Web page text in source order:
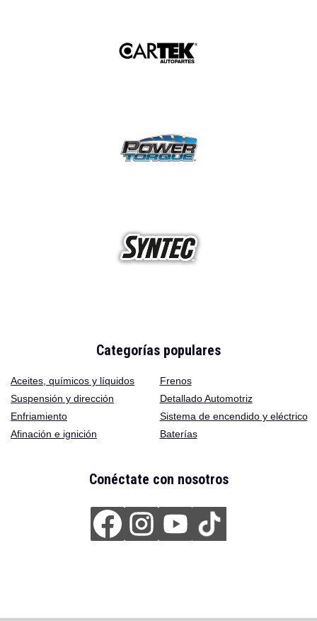
Categorías populares
Aceites químicos y líquidos
Frenos
Suspensión y dirección
Detallado Automotriz
Enfriamiento
Sistema de encendido y eléctrico
Afinación e ignición
Baterías
Conéctate con nosotros